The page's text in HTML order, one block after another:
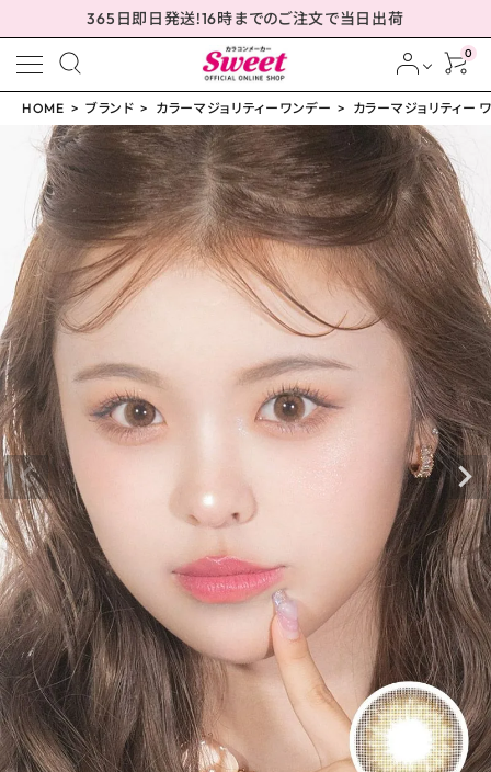
365日即日発送!16時までのご注文で当日出荷
0
meeting_room ログイン person 会員登録
カラーマジョリティー ワ
ンデー エルフィマーブ
ル 14.2mm
¥999
配送方法について
発送について
お支払い方法について
お買い物ガイド
お問い合わせ
HOME ブランド カラーマジョリティーワンデー カラーマジョリティー